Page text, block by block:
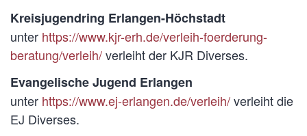
Kreisjugendring Erlangen-Höchstadt
unter https://www.kjr-erh.de/verleih-foerderung-
beratung/verleih/verleiht der KJR Diverses.
Evangelische Jugend Erlangen
unter https://www.ej-erlangen.de/verleih/verleiht die
EJ Diverses.